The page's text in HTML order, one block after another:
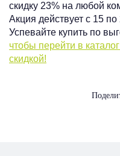
скидку 23% на любой
Акция действует с 15
Успевайте купить по
чтобы перейти в
скидкой!